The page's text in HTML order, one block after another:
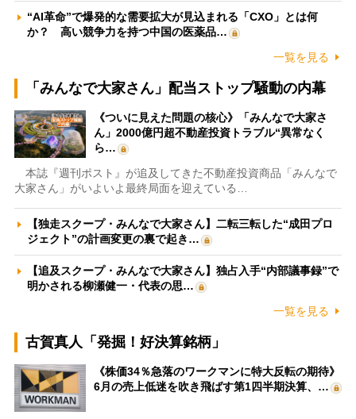
“AI革命”で爆発的な需要拡大が見込まれる「CXO」とは何
か？ 高い競争力を持つ中国の医薬品…
一覧を見る
「みんなで大家さん」配当ストップ騒動の内幕
《ついに見えた問題の核心》「みんなで大家さ
ん」2000億円超不動産投資トラブル“異常なく
ら…
本誌『週刊ポスト』が追及してきた不動産投資商品「みんなで
大家さん」がいよいよ最終局面を迎えている…
【独走スクープ・みんなで大家さん】二転三転した“成田プロ
ジェクト”の計画変更の裏で起き…
【追及スクープ・みんなで大家さん】独占入手“内部議事録”で
明かされる柳瀬健一・代表の思…
一覧を見る
古賀真人「発掘！好決算銘柄」
《株価34％急落のワークマンに特大反転の期待》
6月の売上低迷を吹き飛ばす第1四半期決算、…